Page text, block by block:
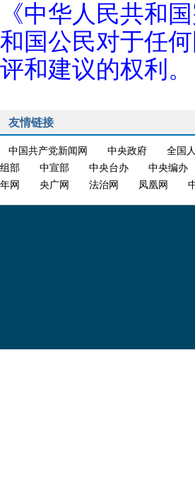
《中华人民共和
和国公民对于任
评和建议的权利。
友情链接
中国共产党新闻网 中央政府 全国
组部
中宣部 中央台办 中央编办
年网
央广网 法治网 凤凰网